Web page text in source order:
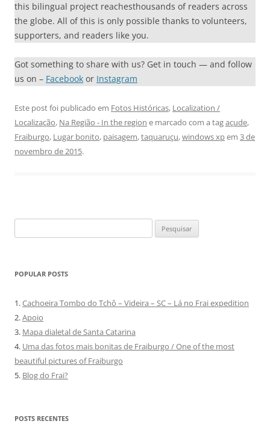
this bilingual project reachesthousands of readers across
the globe. All of this is only possible thanks to volunteers,
supporters, and readers like you.
Got something to share with us? Get in touch — and follow
us on – Facebook or Instagram
Este post foi publicado em Fotos Históricas, Localization /
Localização, Na Região - In the region e marcado com a tagaçude,
Fraiburgo, Lugar bonito, paisagem,taquaruçu,windows xpem 3 de
novembro de 2015.
por:
POPULAR POSTS
1.Cachoeira Tombo do Tchô – Videira – SC – Lá no Frai expedition
2.Apoio
3. Mapa dialetal de Santa Catarina
4. Uma das fotos mais bonitas de Fraiburgo / One of the most
beautiful pictures of Fraiburgo
5. Blog do Frai?
POSTS RECENTES